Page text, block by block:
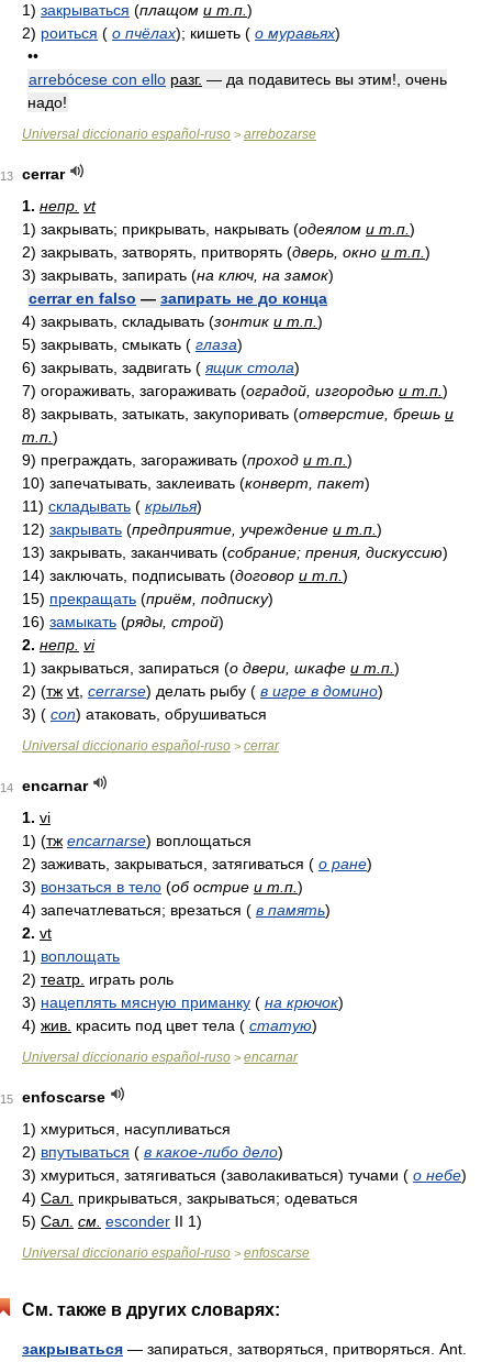
1) закрываться (плащом и т.п. )
2) роиться ( о пчёлах); кишеть ( о муравьях)
••
arrebócese con ello разг. — да подавитесь вы этим!, очень
надо!
Universal diccionario español-ruso > arrebozarse
13
cerrar
1. непр. vt
1) закрывать; прикрывать, накрывать (одеялом и т.п. )
2) закрывать, затворять, притворять (дверь, окно и т.п. )
3) закрывать, запирать (на ключ, на замок)
cerrar en falso — запирать не до конца
4) закрывать, складывать (зонтик и т.п. )
5) закрывать, смыкать ( глаза)
6) закрывать, задвигать ( ящик стола)
7) огораживать, загораживать (оградой, изгородью и т.п. )
8) закрывать, затыкать, закупоривать (отверстие, брешь и
т.п. )
9) преграждать, загораживать (проход и т.п. )
10) запечатывать, заклеивать (конверт, пакет)
11) складывать ( крылья)
12) закрывать (предприятие, учреждение и т.п. )
13) закрывать, заканчивать (собрание; прения, дискуссию)
14) заключать, подписывать (договор и т.п. )
15) прекращать (приём, подписку)
16) замыкать (ряды, строй)
2. непр. vi
1) закрываться, запираться (о двери, шкафе и т.п. )
2) (тж vt cerrarse) делать рыбу ( в игре в домино)
3) ( con) атаковать, обрушиваться
Universal diccionario español-ruso > cerrar
14
encarnar
1. vi
1) (тж encarnarse) воплощаться
2) заживать, закрываться, затягиваться ( о ране)
3) вонзаться в тело (об острие и т.п. )
4) запечатлеваться; врезаться ( в память)
2. vt
1) воплощать
2) театр. играть роль
3) нацеплять мясную приманку ( на крючок)
4) жив. красить под цвет тела ( статую)
Universal diccionario español-ruso > encarnar
15
enfoscarse
1) хмуриться, насупливаться
2) впутываться ( в какое-либо дело)
3) хмуриться, затягиваться (заволакиваться) тучами ( о небе)
4) Сал. прикрываться, закрываться; одеваться
5) Сал. см. esconder II 1)
Universal diccionario español-ruso > enfoscarse
См. также в других словарях:
закрываться — запираться, затворяться, притворяться. Ant.